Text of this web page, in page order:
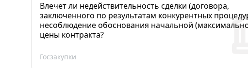
Влечет ли недействительность сделки (договора,
заключенного по результатам конкурентных
несоблюдение обоснования начальной
цены контракта?
Госзакупки